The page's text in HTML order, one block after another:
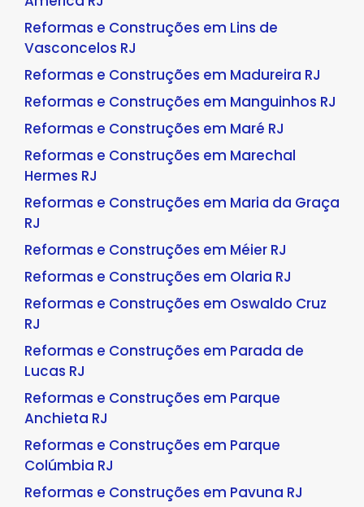
Reformas e Construções em Lins de
Vasconcelos RJ
Reformas e Construções em Madureira RJ
Reformas e Construções em Manguinhos RJ
Reformas e Construções em Maré RJ
Reformas e Construções em Marechal
Hermes RJ
Reformas e Construções em Maria da Graça
RJ
Reformas e Construções em Méier RJ
Reformas e Construções em Olaria RJ
Reformas e Construções em Oswaldo Cruz
RJ
Reformas e Construções em Parada de
Lucas RJ
Reformas e Construções em Parque
Anchieta RJ
Reformas e Construções em Parque
Colúmbia RJ
Reformas e Construções em Pavuna RJ